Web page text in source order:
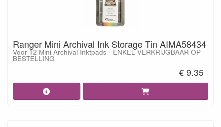
Ranger Mini Archival Ink Storage Tin AIMA58434
Voor 12 Mini Archival Inktpads - ENKEL VERKRIJGBAAR OP
BESTELLING
€ 9.35